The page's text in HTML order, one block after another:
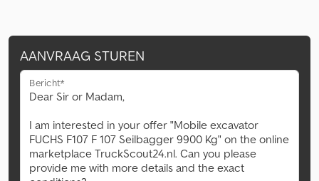
AANVRAAG STUREN
Bericht*